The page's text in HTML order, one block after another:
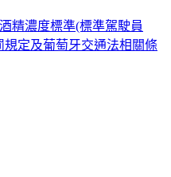
精濃度標準(標準駕駛員
規定及葡萄牙交通法相關條